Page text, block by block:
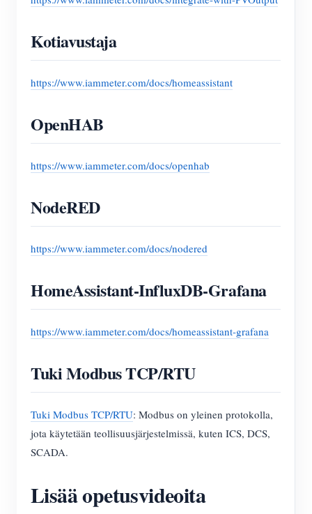
Kotiavustaja
https://www.iammeter.com/docs/homeassistant
OpenHAB
https://www.iammeter.com/docs/openhab
NodeRED
https://www.iammeter.com/docs/nodered
HomeAssistant-InfluxDB-Grafana
https://www.iammeter.com/docs/homeassistant-grafana
Tuki Modbus TCP/RTU
Tuki Modbus TCP/RTU: Modbus on yleinen protokolla,
jota käytetään teollisuusjärjestelmissä, kuten ICS, DCS,
SCADA.
Lisää opetusvideoita